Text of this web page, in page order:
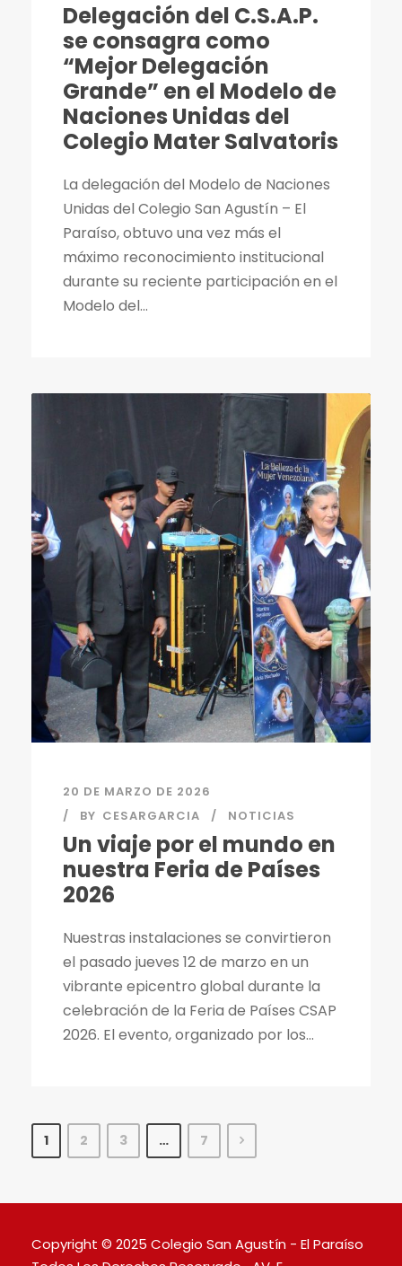
Delegación del C.S.A.P.
se consagra como
“Mejor Delegación
Grande” en el Modelo de
Naciones Unidas del
Colegio Mater Salvatoris
La delegación del Modelo de Naciones
Unidas del Colegio San Agustín – El
Paraíso, obtuvo una vez más el
máximo reconocimiento institucional
durante su reciente participación en el
Modelo del...
20 DE MARZO DE 2026
BY CESARGARCIA NOTICIAS
Un viaje por el mundo en
nuestra Feria de Países
2026
Nuestras instalaciones se convirtieron
el pasado jueves 12 de marzo en un
vibrante epicentro global durante la
celebración de la Feria de Países CSAP
2026. El evento, organizado por los...
1 2 3 … 7
Copyright © 2025 Colegio San Agustín - El Paraíso